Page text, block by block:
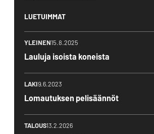
LUETUIMMAT
YLEINEN15.8.2025
Lauluja isoista koneista
LAKI9.6.2023
Lomautuksen pelisäännöt
TALOUS13.2.2026